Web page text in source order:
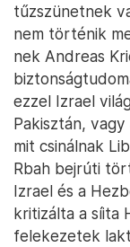
tűzszünetnek
nem történik
nek Andreas
ezzel Izrael
Pakisztán,
mit csinálnak
Rbah bejrúti
Izrael és a
kritizálta a síita
felekezetek